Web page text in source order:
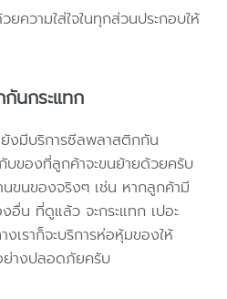
ความใส่ใจในทุกส่วนประกอบให้
นกระแทก
งมีบริการซีลพลาสติกกัน
ของที่ลูกค้าจะขนย้ายด้วยครับ
ขนของจริงๆ เช่น หากลูกค้ามี
น ที่ดูแล้ว จะกระแทก เปอะ
เราก็จะบริการห่อหุ้มของให้
ย่างปลอดภัยครับ